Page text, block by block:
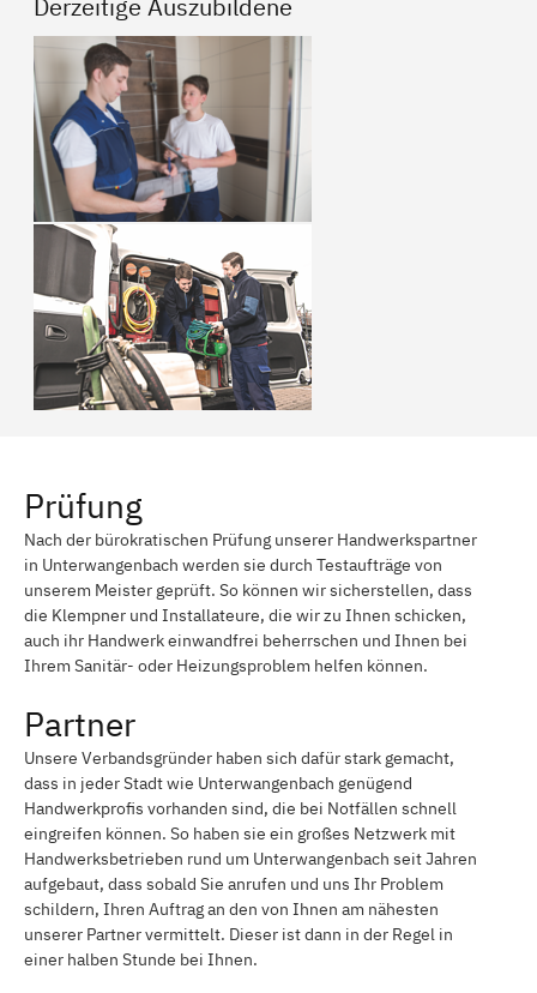
Prüfung
Nach der bürokratischen Prüfung unserer Handwerkspartner
in Unterwangenbach werden sie durch Testaufträge von
unserem Meister geprüft. So können wir sicherstellen, dass
die Klempner und Installateure, die wir zu Ihnen schicken,
auch ihr Handwerk einwandfrei beherrschen und Ihnen bei
Ihrem Sanitär- oder Heizungsproblem helfen können.
Partner
Unsere Verbandsgründer haben sich dafür stark gemacht,
dass in jeder Stadt wie Unterwangenbach genügend
Handwerkprofis vorhanden sind, die bei Notfällen schnell
eingreifen können. So haben sie ein großes Netzwerk mit
Handwerksbetrieben rund um Unterwangenbach seit Jahren
aufgebaut, dass sobald Sie anrufen und uns Ihr Problem
schildern, Ihren Auftrag an den von Ihnen am nähesten
unserer Partner vermittelt. Dieser ist dann in der Regel in
einer halben Stunde bei Ihnen.